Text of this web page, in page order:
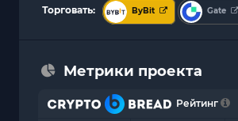
Торговать: ByBit Gate
Метрики проекта
Рейтинг